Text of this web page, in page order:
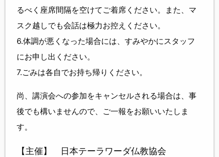
るべく座席間隔を空けてご着席ください。また、マ
スク越しでも会話は極力お控えください。
6.体調が悪くなった場合には、すみやかにスタッフ
にお申し出ください。
7.ごみは各自でお持ち帰りください。
尚、講演会への参加をキャンセルされる場合は、事
後でも構いませんので、ご一報をお願いいたしま
す。
【主催】 日本テーラワーダ仏教協会